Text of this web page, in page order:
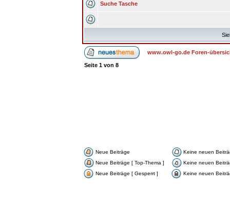
Suche Tasche
www.owl-go.de Foren-
Seite 1 von 8
Neue Beiträge
Keine neuen
Neue Beiträge [ Top-Thema ]
Keine neuen
Neue Beiträge [ Gesperrt ]
Keine neuen